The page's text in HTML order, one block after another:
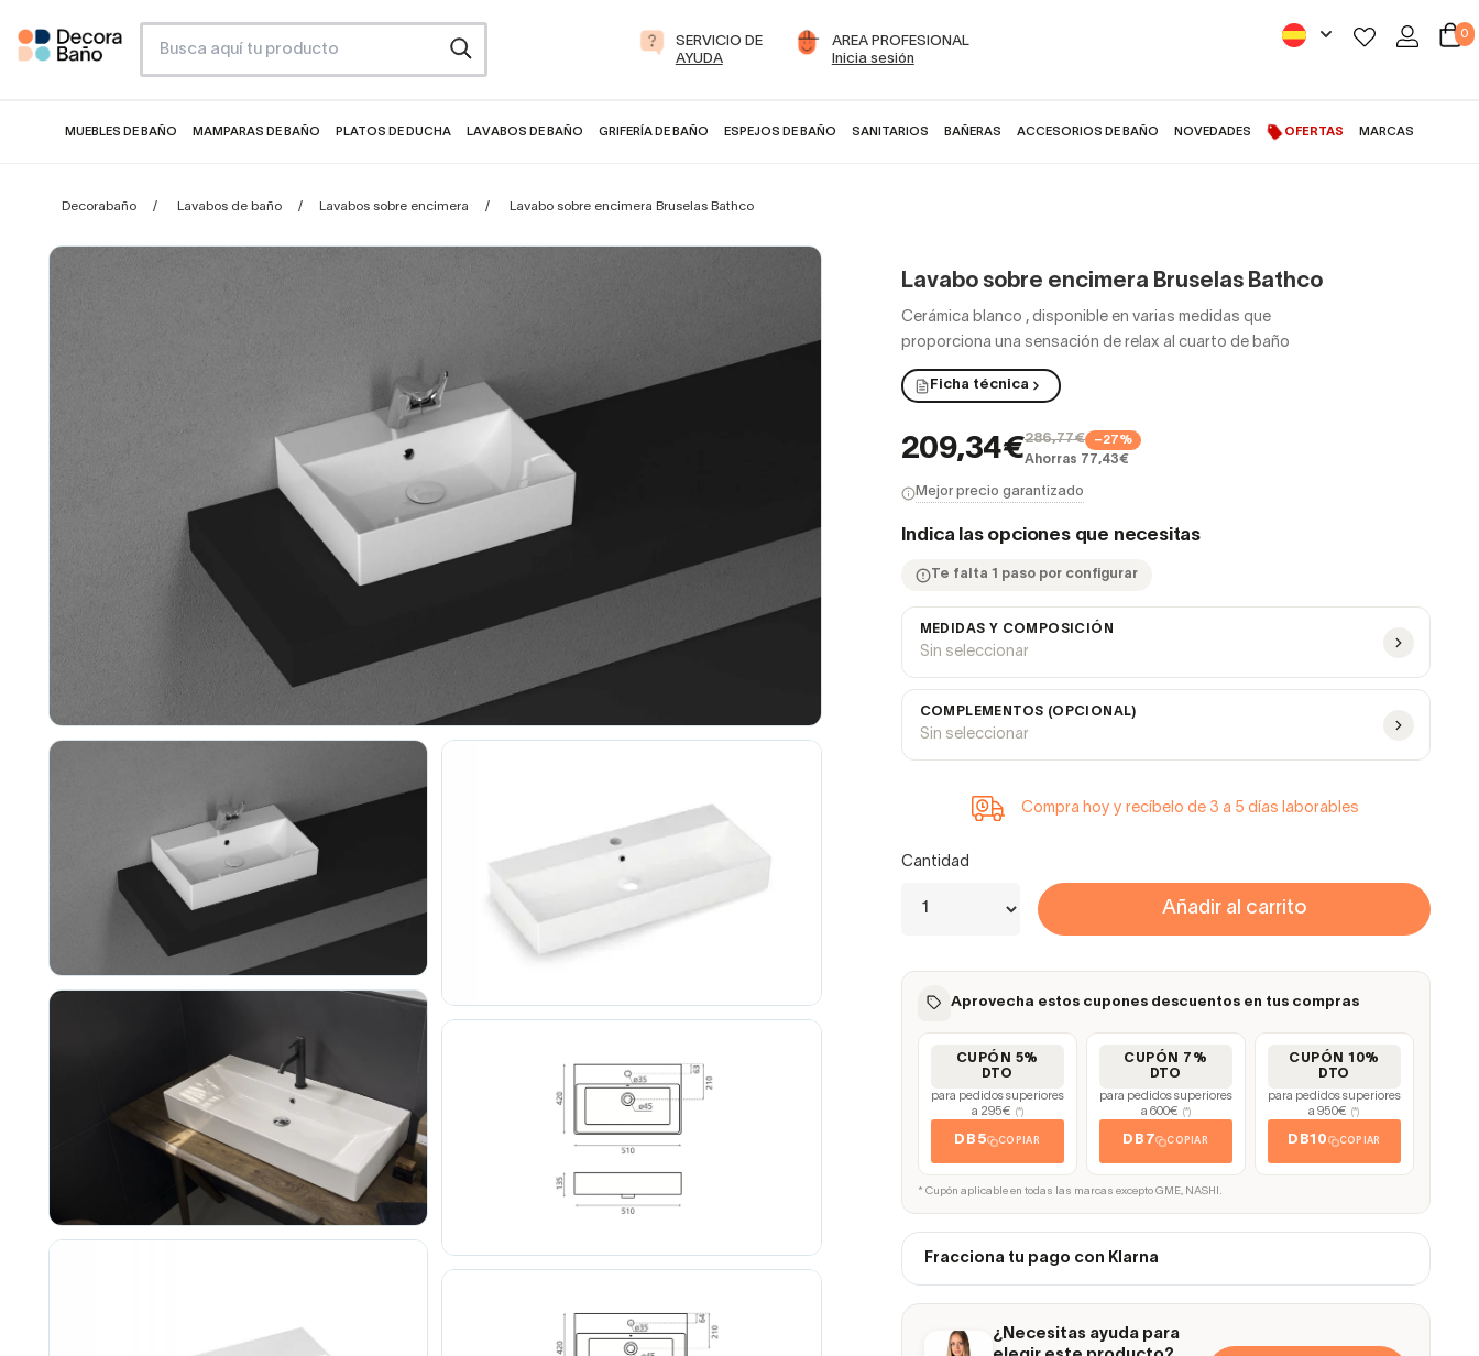
SERVICIO DE
AYUDA
AREA PROFESIONAL
Inicia sesión
0
MUEBLES DE BAÑO MAMPARAS DE BAÑO PLATOS DE DUCHA LAVABOS DE BAÑO GRIFERÍA DE BAÑO ESPEJOS DE BAÑO SANITARIOS BAÑERAS ACCESORIOS DE BAÑO NOVEDADES OFERTAS MARCAS
Decorabaño Lavabos de baño Lavabos sobre encimera Lavabo sobre encimera Bruselas Bathco
Lavabo sobre encimera Bruselas Bathco
Cerámica blanco , disponible en varias medidas que
proporciona una sensación de relax al cuarto de baño
Ficha técnica
209,34€286,77€ −27%
Ahorras 77,43€
Mejor precio garantizado
Indica las opciones que necesitas
Te falta 1 paso por configurar
MEDIDAS Y COMPOSICIÓN
Sin seleccionar
COMPLEMENTOS (OPCIONAL)
Sin seleccionar
Compra hoy y recíbelo de 3 a 5 días laborables
Cantidad
Añadir al carrito
Aprovecha estos cupones descuentos en tus compras
CUPÓN 5%
DTO
para pedidos superiores
a 295€
(*)
DB5 COPIAR
CUPÓN 7%
DTO
para pedidos superiores
a 600€
(*)
DB7 COPIAR
CUPÓN 10%
DTO
para pedidos superiores
a 950€
(*)
DB10 COPIAR
* Cupón aplicable en todas las marcas excepto GME, NASHI.
Fracciona tu pago con Klarna
¿Necesitas ayuda para